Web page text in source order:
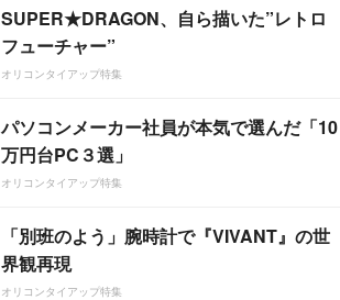
SUPER★DRAGON、自ら描いた”レトロ
フューチャー”
オリコンタイアップ特集
パソコンメーカー社員が本気で選んだ「10
万円台PC３選」
オリコンタイアップ特集
「別班のよう」腕時計で『VIVANT』の世
界観再現
オリコンタイアップ特集